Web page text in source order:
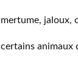
jaloux,
animaux